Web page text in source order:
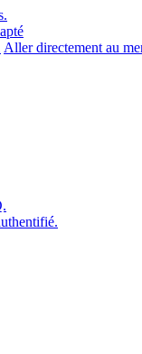
Aller directement au